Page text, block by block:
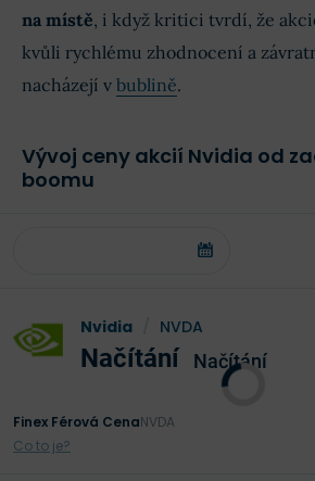
na místě, i když kritici tvrdí, že
kvůli rychlému zhodnocení a
nacházejí v bublině.
Vývoj ceny akcií Nvidia od
boomu
Nvidia NVDA
Načítání Načítání
Finex Férová CenaNVDA
Co to je?